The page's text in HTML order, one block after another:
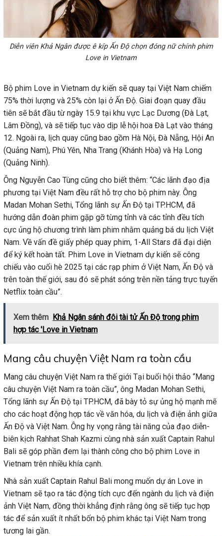
Diễn viên Khả Ngân được ê kíp Ấn Độ chọn đóng nữ chính phim
Love in Vietnam
Bộ phim Love in Vietnam dự kiến sẽ quay tại Việt Nam chiếm
75% thời lượng và 25% còn lại ở Ấn Độ. Giai đoạn quay đầu
tiên sẽ bắt đầu từ ngày 15.9 tại khu vực Lạc Dương (Đà Lạt,
Lâm Đồng), và sẽ tiếp tục vào dịp lễ hội hoa Đà Lạt vào tháng
12. Ngoài ra, lịch quay cũng bao gồm Hà Nội, Đà Nẵng, Hội An
(Quảng Nam), Phú Yên, Nha Trang (Khánh Hòa) và Hạ Long
(Quảng Ninh).
Ông Nguyễn Cao Tùng cũng cho biết thêm: “Các lãnh đạo địa
phương tại Việt Nam đều rất hỗ trợ cho bộ phim này. Ông
Madan Mohan Sethi, Tổng lãnh sự Ấn Độ tại TP.HCM, đã
hướng dẫn đoàn phim gặp gỡ từng tỉnh và các tỉnh đều tích
cực ủng hộ chương trình làm phim nhằm quảng bá du lịch Việt
Nam. Về vấn đề giấy phép quay phim, 1-All Stars đã đại diện
để ký kết hoàn tất. Phim Love in Vietnam dự kiến sẽ công
chiếu vào cuối hè 2025 tại các rạp phim ở Việt Nam, Ấn Độ và
trên toàn thế giới, sau đó sẽ phát sóng trên nền tảng trực tuyến
Netflix toàn cầu”.
Xem thêm Khả Ngân sánh đôi tài tử Ấn Độ trong phim
hợp tác 'Love in Vietnam
Mang câu chuyện Việt Nam ra toàn cầu
Mang câu chuyện Việt Nam ra thế giới Tại buổi hội thảo “Mang
câu chuyện Việt Nam ra toàn cầu”, ông Madan Mohan Sethi,
Tổng lãnh sự Ấn Độ tại TP.HCM, đã bày tỏ sự ủng hộ mạnh mẽ
cho các hoạt động hợp tác về văn hóa, du lịch và điện ảnh giữa
Ấn Độ và Việt Nam. Ông hy vọng rằng tài năng của đạo diễn-
biên kịch Rahhat Shah Kazmi cùng nhà sản xuất Captain Rahul
Bali sẽ góp phần đem lại thành công cho bộ phim Love in
Vietnam trên nhiều khía cạnh.
Nhà sản xuất Captain Rahul Bali mong muốn dự án Love in
Vietnam sẽ tạo ra tác động tích cực đến ngành du lịch và điện
ảnh Việt Nam, đồng thời khẳng định rằng ông sẽ tiếp tục hợp
tác để sản xuất ít nhất bốn bộ phim khác tại Việt Nam trong
tương lai gần.